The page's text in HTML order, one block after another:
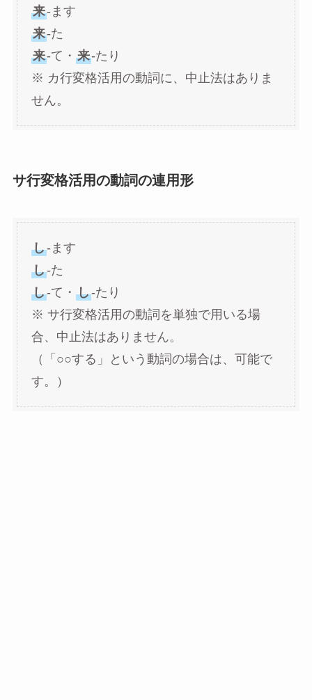
来-ます
来-た
来-て・ 来-たり
※ カ行変格活用の動詞に、中止法はありま
せん。
サ行変格活用の動詞の連用形
し-ます
し-た
し-て・ し-たり
※ サ行変格活用の動詞を単独で用いる場
合、中止法はありません。
（「○○する」という動詞の場合は、可能で
す。）